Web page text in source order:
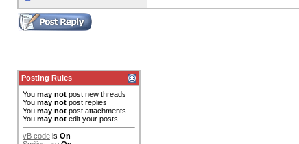
Posting Rules
You may not post new threads
You may not post replies
You may not post attachments
You may not edit your posts
vB code is On